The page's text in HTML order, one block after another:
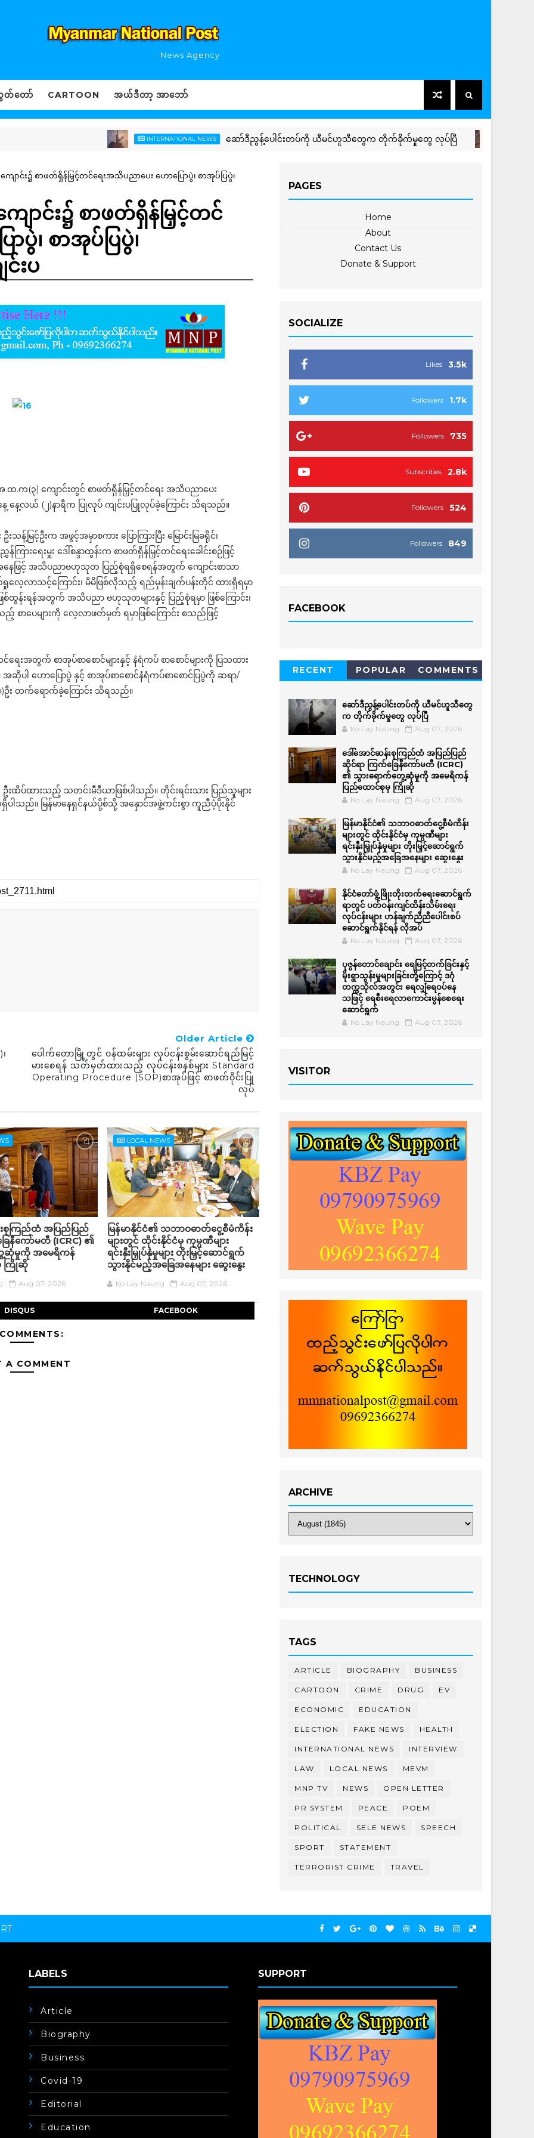
News Agency
တ်တော် CARTOON အယ်ဒီတာ့ အာဘော်
INTERNATIONAL NEWS ဆော်ဒီညွန့်ပေါင်းတပ်ကို ယီမင်ဟူသီတွေက တိုက်ခိုက်မှုတွေ လုပ်ပြီ
ျောင်း၌ စာဖတ်ရှိန်မြှင့်တင်ရေးအသိပညာပေး ဟောပြောပွဲ၊ စာအုပ်ပြပွဲ၊
ောင်း၌ စာဖတ်ရှိန်မြှင့်တင်
ပွဲ၊ စာအုပ်ပြပွဲ၊
င်းပ
အ.ထ.က(၃) ကျောင်းတွင် စာဖတ်ရှိန်မြှင့်တင်ရေး အသိပညာပေး
နေ့ နေ့လယ် (၂)နာရီက ပြုလုပ် ကျင်းပပြုလုပ်ခဲ့ကြောင်း သိရသည်။
ြင့်ဦးက အဖွင့်အမှာစကား ပြောကြားပြီး မြောင်းမြခရိုင်၊
းရေးမှူး ဒေါ်စန္ဒာထွန်းက စာဖတ်ရှိန်မြှင့်တင်ရေးခေါင်းစဉ်ဖြင့်
နေဖြင့် အသိပညာဗဟုသုတ ပြည့်စုံရရှိစေရန်အတွက် ကျောင်းစာသာ
လာသင့်ကြောင်း၊ မိမိဖြစ်လိုသည့် ရည်မှန်းချက်ပန်းတိုင် ထားရှိရမှာ
ြစ်ထွန်းရန်အတွက် အသိပညာ ဗဟုသုတများနှင့် ပြည့်စုံရမှာ ဖြစ်ကြောင်း၊
ေများကို လေ့လာဖတ်မှတ် ရမှာဖြစ်ကြောင်း စသည်ဖြင့်
ရေးအတွက် စာအုပ်စာစောင်များနှင့် နံရံကပ် စာစောင်များကို ပြသထား
ပါ ဟောပြောပွဲ နှင့် စာအုပ်စာစောင်နံရံကပ်စာစောင်ပြပွဲကို ဆရာ/
၀၀)ဦး တက်ရောက်ခဲ့ကြောင်း သိရသည်။
းထိပ်ထားသည့် သတင်းမီဒီယာဖြစ်ပါသည်။ တိုင်းရင်းသား ပြည်သူများ
ပါသည်။ မြန်မာနေရှင်နယ်ပို့စ်သို့ အနှောင်အဖွဲ့ကင်းစွာ ကူညီပံ့ပိုးနိုင်
Older Article
ပေါက်တောမြို့တွင် ဝန်ထမ်းများ လုပ်ငန်းစွမ်းဆောင်ရည်မြင့်
မားစေရန် သတ်မှတ်ထားသည့် လုပ်ငန်းစနစ်များ Standard
Operating Procedure (SOP)စာအုပ်ဖြင့် စာဖတ်ဝိုင်းပြု
လုပ်
းစုကြည်ထံ အပြည်ပြည်
ေနီကော်မတီ (ICRC) ၏
ဆုံမှုကို အမေရိကန်
ကြိုဆို
Aug 07, 2026
LOCAL NEWS
မြန်မာနိုင်ငံ၏ သဘာဝဓာတ်ငွေ့စီမံကိန်း
များတွင် ထိုင်းနိုင်ငံမှ ကုမ္ပဏီများ
ရင်းနှီးမြှုပ်နှံမှုများ တိုးမြှင့်ဆောင်ရွက်
သွားနိုင်မည့်အခြေအနေများ ဆွေးနွေး
Ko Lay Naung Aug 07, 2026
DISQUS FACEBOOK
A COMMENT
PAGES
Home
About
Contact Us
Donate & Support
SOCIALIZE
3.5k
Likes
1.7k
Followers
735
Followers
2.8k
Subscribes
524
Followers
849
Followers
FACEBOOK
RECENT POPULAR COMMENTS
ဆော်ဒီညွန့်ပေါင်းတပ်ကို ယီမင်ဟူသီတွေ
က တိုက်ခိုက်မှုတွေ လုပ်ပြီ
Ko Lay Naung Aug 07, 2026
ဒေါ်အောင်ဆန်းစုကြည်ထံ အပြည်ပြည်
ဆိုင်ရာ ကြက်ခြေနီကော်မတီ (ICRC)
၏ သွားရောက်တွေ့ဆုံမှုကို အမေရိကန်
ပြည်ထောင်စုမှ ကြိုဆို
Ko Lay Naung Aug 07, 2026
မြန်မာနိုင်ငံ၏ သဘာဝဓာတ်ငွေ့စီမံကိန်း
များတွင် ထိုင်းနိုင်ငံမှ ကုမ္ပဏီများ
ရင်းနှီးမြှုပ်နှံမှုများ တိုးမြှင့်ဆောင်ရွက်
သွားနိုင်မည့်အခြေအနေများ ဆွေးနွေး
Ko Lay Naung Aug 07, 2026
နိုင်ငံတော်ဖွံ့ဖြိုးတိုးတက်ရေးဆောင်ရွက်
ရာတွင် ပတ်ဝန်းကျင်ထိန်းသိမ်းရေး
လုပ်ငန်းများ ဟန်ချက်ညီညီပေါင်းစပ်
ဆောင်ရွက်နိုင်ရန် လိုအပ်
Ko Lay Naung Aug 07, 2026
ပုဇွန်တောင်ချောင်း ရေမြင့်တက်ခြင်းနှင့်
မိုးရွာသွန်းမှုများခြင်းတို့ကြောင့် ဒဂုံ
တက္ကသိုလ်အတွင်း ရေလျှံရေဝပ်နေ
သဖြင့် ရေစီးရေလာကောင်းမွန်စေရေး
ဆောင်ရွက်
Ko Lay Naung Aug 07, 2026
VISITOR
ARCHIVE
TECHNOLOGY
TAGS
ARTICLE BIOGRAPHY BUSINESS
CARTOON CRIME DRUG EV
ECONOMIC EDUCATION
ELECTION FAKE NEWS HEALTH
INTERNATIONAL NEWS INTERVIEW
LAW LOCAL NEWS MEVM
MNP TV NEWS OPEN LETTER
PR SYSTEM PEACE POEM
POLITICAL SELE NEWS SPEECH
SPORT STATEMENT
TERRORIST CRIME TRAVEL
LABELS
Article
Biography
Business
Covid-19
Editorial
Education
SUPPORT